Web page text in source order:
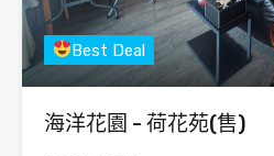
Best Deal
海洋花園 - 荷花苑(售)